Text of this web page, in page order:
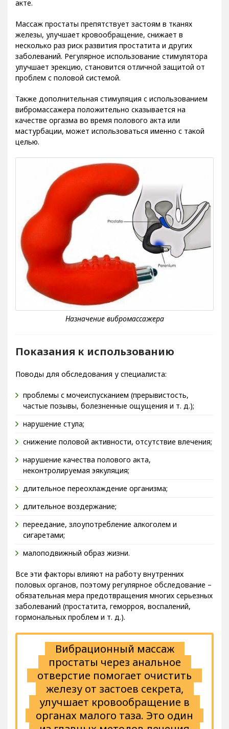
акте.
Массаж простаты препятствует застоям в тканях
железы, улучшает кровообращение, снижает в
несколько раз риск развития простатита и других
заболеваний. Регулярное использование стимулятора
улучшает эрекцию, становится отличной защитой от
проблем с половой системой.
Также дополнительная стимуляция с использованием
вибромассажера положительно сказывается на
качестве оргазма во время полового акта или
мастурбации, может использоваться именно с такой
целью.
Показания к использованию
Поводы для обследования у специалиста:
проблемы с мочеиспусканием (прерывистость,
частые позывы, болезненные ощущения и т. д.);
нарушение стула;
снижение половой активности, отсутствие влечения;
нарушение качества полового акта,
неконтролируемая эякуляция;
длительное переохлаждение организма;
длительное воздержание;
переедание, злоупотребление алкоголем и
сигаретами;
малоподвижный образ жизни.
Все эти факторы влияют на работу внутренних
половых органов, поэтому регулярное обследование –
обязательная мера предотвращения многих серьезных
заболеваний (простатита, геморроя, воспалений,
гормональных проблем и т. д.).
Вибрационный массаж
простаты через анальное
отверстие помогает очистить
железу от застоев секрета,
улучшает кровообращение в
органах малого таза. Это один